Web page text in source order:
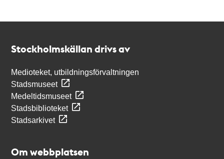
Stockholmskällan drivs av
Medioteket, utbildningsförvaltningen
Stadsmuseet
Medeltidsmuseet
Stadsbiblioteket
Stadsarkivet
Om webbplatsen